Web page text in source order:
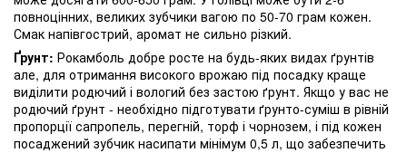
повноцінних, великих зубчики вагою по 50-70 грам кожен.
Смак напівгострий, аромат не сильно різкий.
Ґрунт: Рокамболь добре росте на будь-яких видах ґрунтів
але, для отримання високого врожаю під посадку краще
виділити родючий і вологий без застою ґрунт. Якщо у вас не
родючий ґрунт - необхідно підготувати ґрунто-суміш в рівній
пропорції сапропель, перегній, торф і чорнозем, і під кожен
посаджений зубчик насипати мінімум 0,5 л, що забезпечить